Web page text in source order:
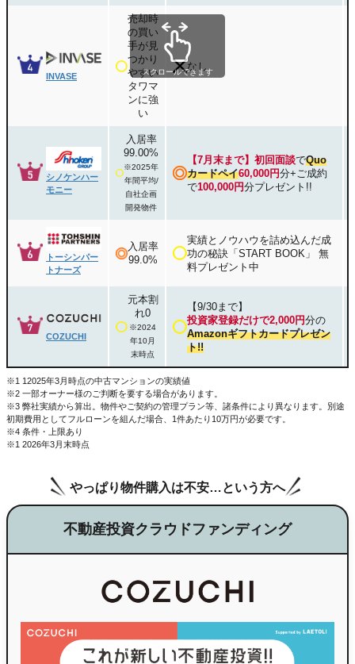
INVASE
売却時
の買い
手が見
つかり
やすい
タワマ
ンに強
い
なし
シノケンハー
モニー
入居率
99.00%
※2025年
年間平均/
自社企画
開発物件
【7月末まで】初回面談でQuo
カードペイ60,000円分+ご成約
で100,000円分プレゼント!!
トーシンパー
トナーズ
入居率
99.0%
実績とノウハウを詰め込んだ成
功の秘訣「START BOOK」 無
料プレゼント中
COZUCHI
元本割
れ0
※2024
年10月
末時点
【9/30まで】
投資家登録だけで2,000円分の
Amazonギフトカードプレゼン
ト!!
※1 12025年3月時点の中古マンションの実績値
※2 一部オーナー様のご判断を要する場合があります。
※3 弊社実績から算出。物件やご契約の管理プラン等、諸条件により異なります。別途
初期費用としてフルローンを組んだ場合、1件あたり10万円が必要です。
※4 条件・上限あり
※1 2026年3月末時点
やっぱり物件購入は不安…という方へ
不動産投資クラウドファンディング